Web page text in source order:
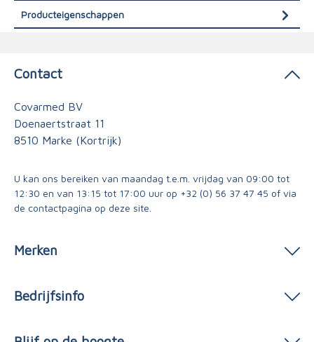
Producteigenschappen
Contact
Covarmed BV
Doenaertstraat 11
8510 Marke (Kortrijk)
U kan ons bereiken van maandag t.e.m. vrijdag van 09:00 tot
12:30 en van 13:15 tot 17:00 uur op +32 (0) 56 37 47 45 of via
de contactpagina op deze site.
Merken
Bedrijfsinfo